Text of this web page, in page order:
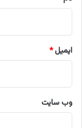
ایمیل*
وب‌ سایت